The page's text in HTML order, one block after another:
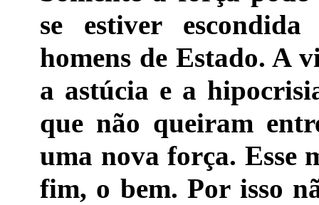
se estiver
homens de Estado. A
a astúcia e a
que não queiram
uma nova força. Esse
fim, o bem. Por isso